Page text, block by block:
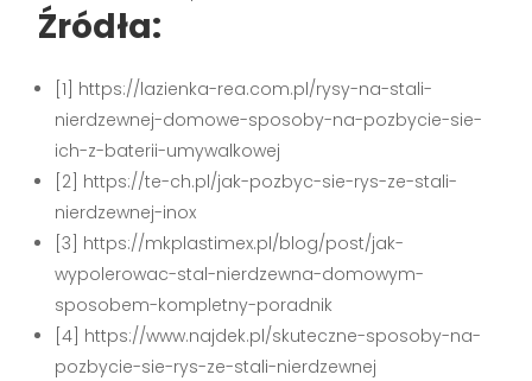
Źródła:
[1] https://lazienka-rea.com.pl/rysy-na-stali-
nierdzewnej-domowe-sposoby-na-pozbycie-sie-
ich-z-baterii-umywalkowej
[2] https://te-ch.pl/jak-pozbyc-sie-rys-ze-stali-
nierdzewnej-inox
[3] https://mkplastimex.pl/blog/post/jak-
wypolerowac-stal-nierdzewna-domowym-
sposobem-kompletny-poradnik
[4] https://www.najdek.pl/skuteczne-sposoby-na-
pozbycie-sie-rys-ze-stali-nierdzewnej